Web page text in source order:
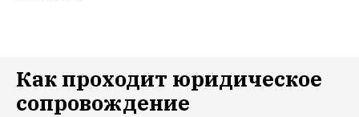
Как проходит юридическое
сопровождение